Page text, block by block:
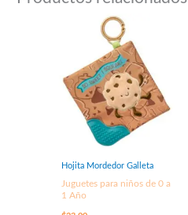
Hojita Mordedor Galleta
Juguetes para niños de 0 a
1 Año